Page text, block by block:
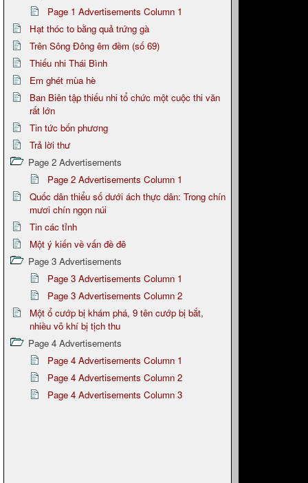
Page 1 Advertisements Column 1
Hạt thóc to bằng quả trứng gà
Trên Sông Đông êm đềm (số 69)
Thiếu nhi Thái Bình
Em ghét mùa hè
Ban Biên tập thiếu nhi tổ chức một cuộc thi văn
rất lớn
Tin tức bốn phương
Trả lời thư
Page 2 Advertisements
Page 2 Advertisements Column 1
Quốc dân thiểu số dưới ách thực dân: Trong chín
mươi chín ngọn núi
Tin các tỉnh
Một ý kiến về vấn đề đê
Page 3 Advertisements
Page 3 Advertisements Column 1
Page 3 Advertisements Column 2
Một ổ cướp bị khám phá, 9 tên cướp bị bắt,
nhiều võ khí bị tịch thu
Page 4 Advertisements
Page 4 Advertisements Column 1
Page 4 Advertisements Column 2
Page 4 Advertisements Column 3